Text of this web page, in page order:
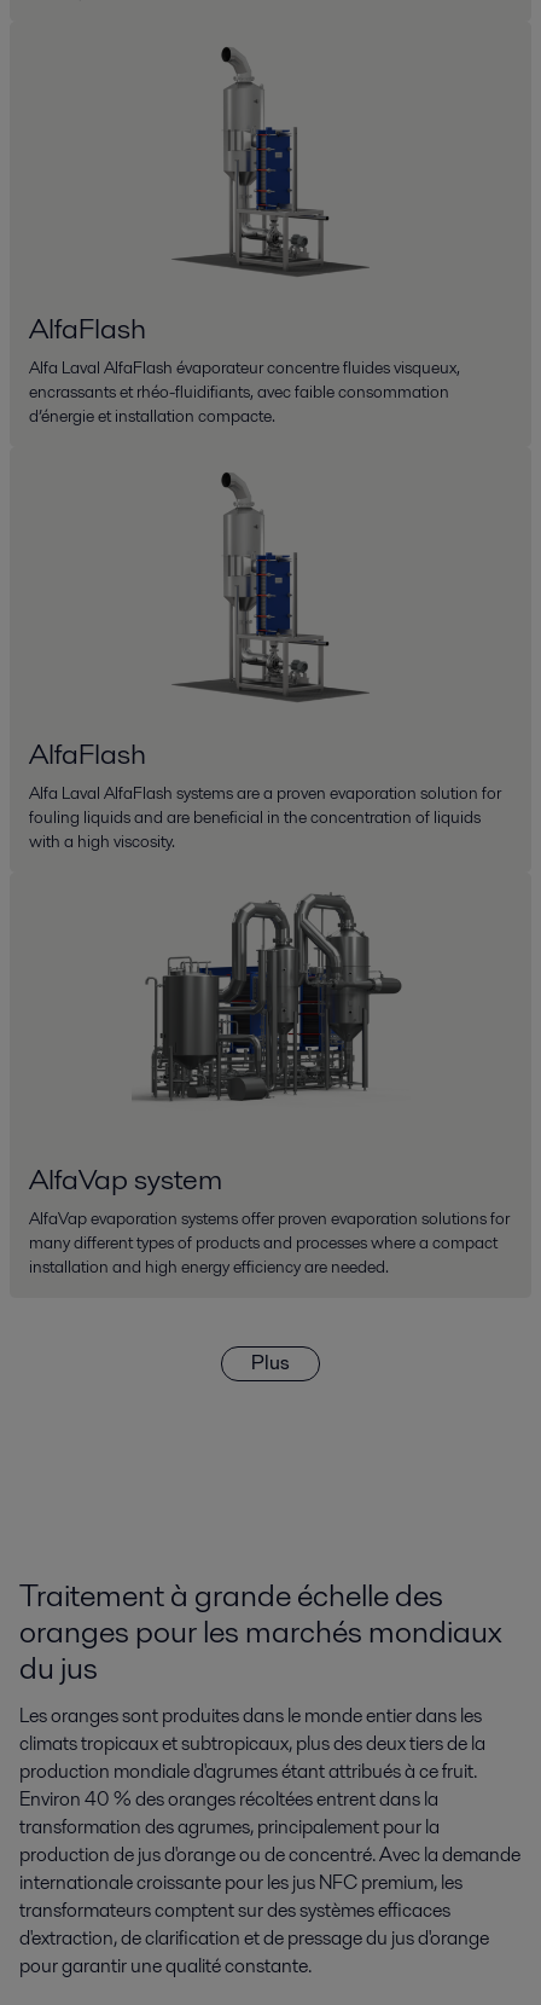
AlfaFlash
Alfa Laval AlfaFlash évaporateur concentre fluides visqueux,
encrassants et rhéo-fluidifiants, avec faible consommation
d’énergie et installation compacte.
AlfaFlash
Alfa Laval AlfaFlash systems are a proven evaporation solution for
fouling liquids and are beneficial in the concentration of liquids
with a high viscosity.
AlfaVap system
AlfaVap evaporation systems offer proven evaporation solutions for
many different types of products and processes where a compact
installation and high energy efficiency are needed.
Plus
Traitement à grande échelle des
oranges pour les marchés mondiaux
du jus
Les oranges sont produites dans le monde entier dans les
climats tropicaux et subtropicaux, plus des deux tiers de la
production mondiale d'agrumes étant attribués à ce fruit.
Environ 40 % des oranges récoltées entrent dans la
transformation des agrumes, principalement pour la
production de jus d'orange ou de concentré. Avec la demande
internationale croissante pour les jus NFC premium, les
transformateurs comptent sur des systèmes efficaces
d'extraction, de clarification et de pressage du jus d'orange
pour garantir une qualité constante.